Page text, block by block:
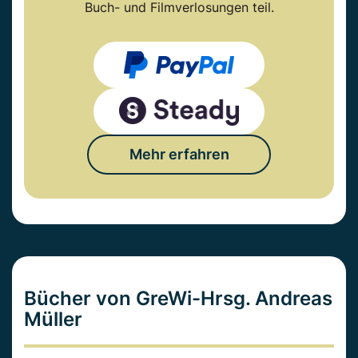
Buch- und Filmverlosungen teil.
Mehr erfahren
Bücher von GreWi-Hrsg. Andreas
Müller